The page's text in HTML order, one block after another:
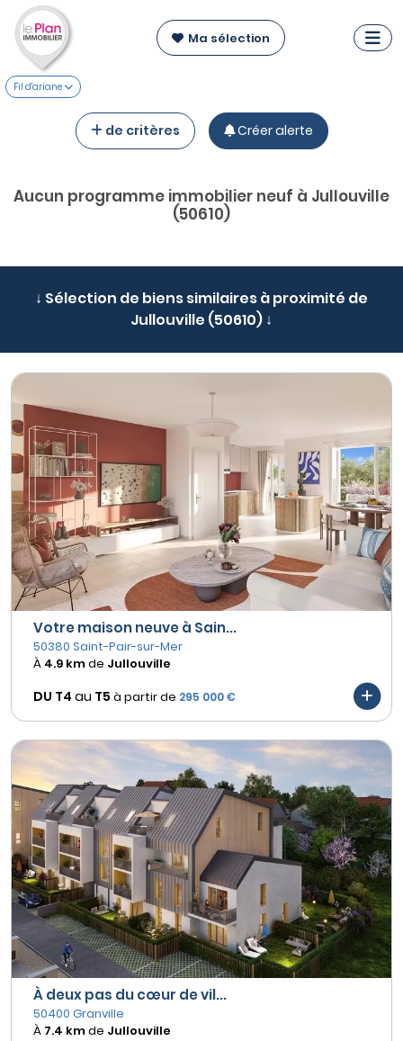
Ma sélection
Fil d'ariane
de critères Créer alerte
Aucun programme immobilier neuf à Jullouville
(50610)
↓ Sélection de biens similaires à proximité de
Jullouville (50610) ↓
Votre maison neuve à Sain...
50380 Saint-Pair-sur-Mer
À 4.9 kmde Jullouville
DU T4 au T5 à partir de 295 000 €
À deux pas du cœur de vil...
50400 Granville
À 7.4 kmde Jullouville